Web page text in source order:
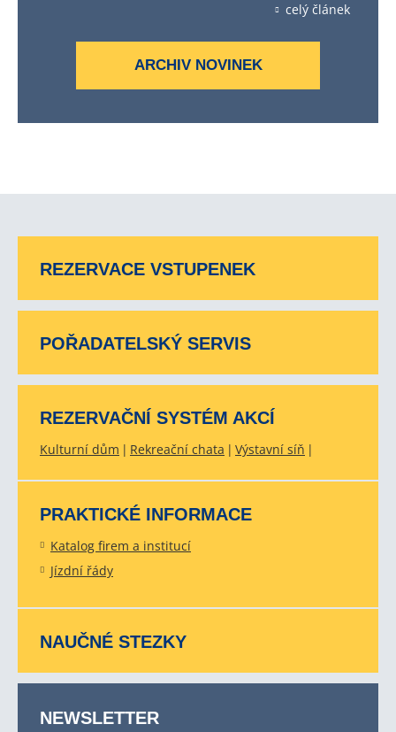
celý článek
ARCHIV NOVINEK
REZERVACE VSTUPENEK
POŘADATELSKÝ SERVIS
REZERVAČNÍ SYSTÉM AKCÍ
Kulturní dům Rekreační chata Výstavní síň
PRAKTICKÉ INFORMACE
Katalog firem a institucí
Jízdní řády
NAUČNÉ STEZKY
NEWSLETTER